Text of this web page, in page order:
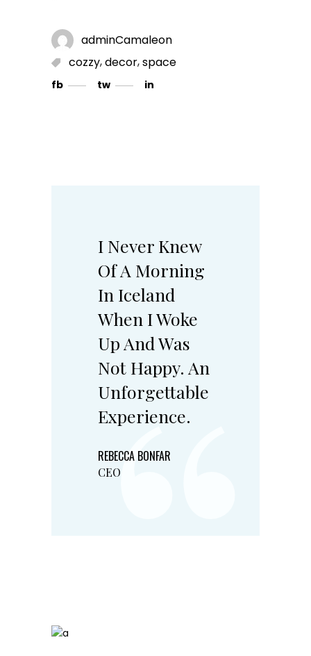
adminCamaleon
cozzy,decor,space
fb tw in
I Never Knew
Of A Morning
In Iceland
When I Woke
Up And Was
Not Happy. An
Unforgettable
Experience.
REBECCA BONFAR
CEO
“